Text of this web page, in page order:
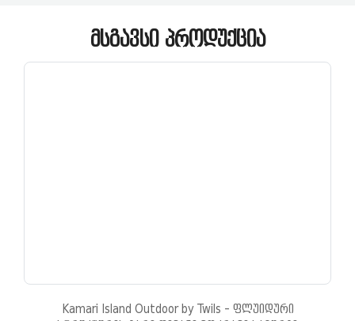
ᲛᲡᲒᲐᲕᲡᲘ ᲞᲠᲝᲓᲣᲥᲪᲘᲐ
Kamari Island Outdoor by Twils - ფლუიდური